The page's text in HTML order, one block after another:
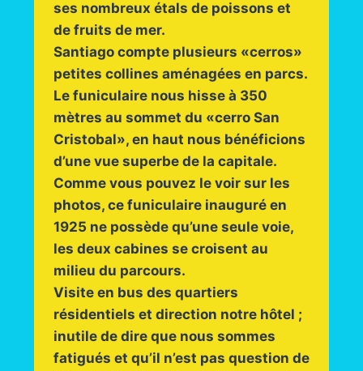
ses nombreux étals de poissons et
de fruits de mer.
Santiago compte plusieurs «cerros»
petites collines aménagées en parcs.
Le funiculaire nous hisse à 350
mètres au sommet du «cerro San
Cristobal», en haut nous bénéficions
d’une vue superbe de la capitale.
Comme vous pouvez le voir sur les
photos, ce funiculaire inauguré en
1925 ne possède qu’une seule voie,
les deux cabines se croisent au
milieu du parcours.
Visite en bus des quartiers
résidentiels et direction notre hôtel ;
inutile de dire que nous sommes
fatigués et qu’il n’est pas question de